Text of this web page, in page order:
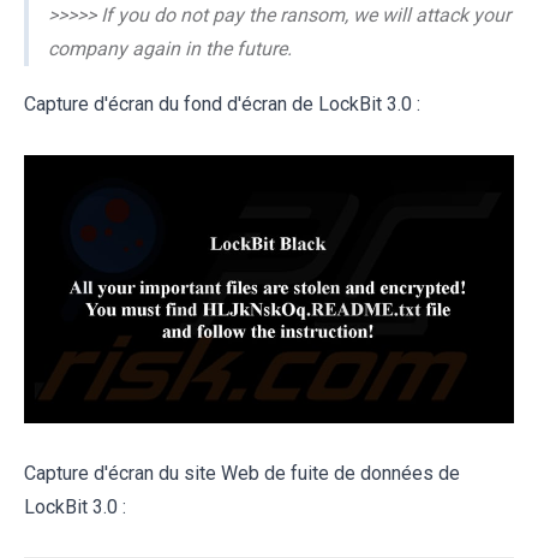
>>>>> If you do not pay the ransom, we will attack your
company again in the future.
Capture d'écran du fond d'écran de LockBit 3.0 :
Capture d'écran du site Web de fuite de données de
LockBit 3.0 :